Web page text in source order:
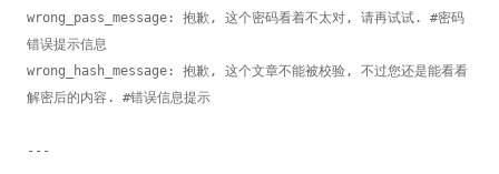
wrong_pass_message: 抱歉, 这个密码看着不太对, 请再试试. #密码
错误提示信息
wrong_hash_message: 抱歉, 这个文章不能被校验, 不过您还是能看看
解密后的内容. #错误信息提示
---